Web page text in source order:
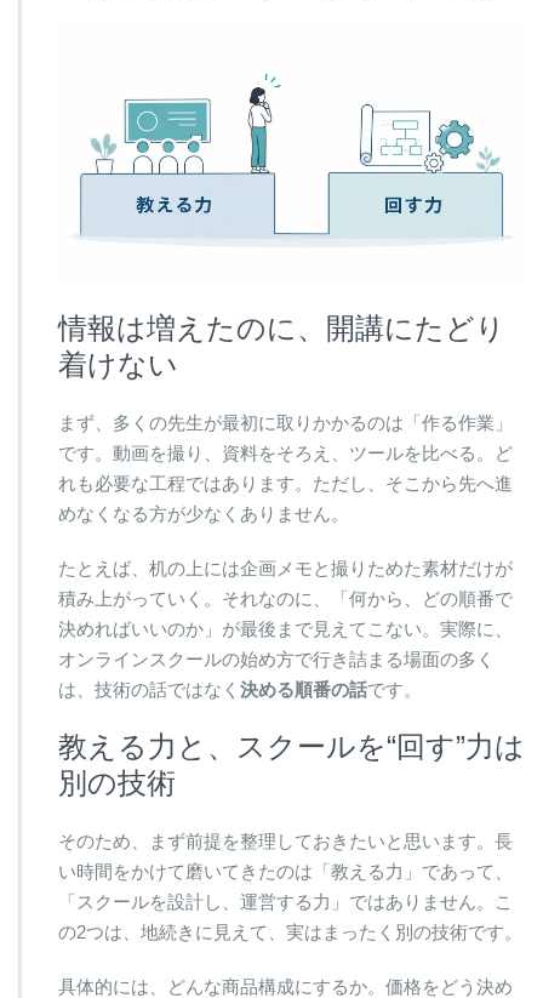
情報は増えたのに、開講にたどり
着けない
まず、多くの先生が最初に取りかかるのは「作る作業」
です。動画を撮り、資料をそろえ、ツールを比べる。ど
れも必要な工程ではあります。ただし、そこから先へ進
めなくなる方が少なくありません。
たとえば、机の上には企画メモと撮りためた素材だけが
積み上がっていく。それなのに、「何から、どの順番で
決めればいいのか」が最後まで見えてこない。実際に、
オンラインスクールの始め方で行き詰まる場面の多く
は、技術の話ではなく 決める順番の話です。
教える力と、スクールを“回す”力は
別の技術
そのため、まず前提を整理しておきたいと思います。長
い時間をかけて磨いてきたのは「教える力」であって、
「スクールを設計し、運営する力」ではありません。こ
の2つは、地続きに見えて、実はまったく別の技術です。
具体的には、どんな商品構成にするか。価格をどう決め